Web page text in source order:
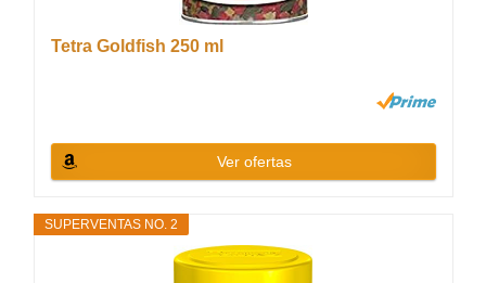
Tetra Goldfish 250 ml
Ver ofertas
SUPERVENTAS NO. 2